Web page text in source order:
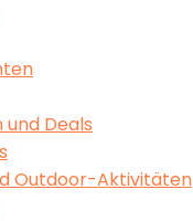
und Deals
Outdoor-Aktivitäten